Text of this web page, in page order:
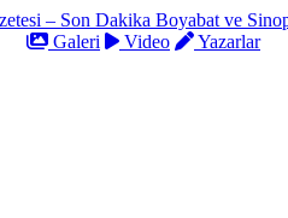
Galeri Video
Yazarlar